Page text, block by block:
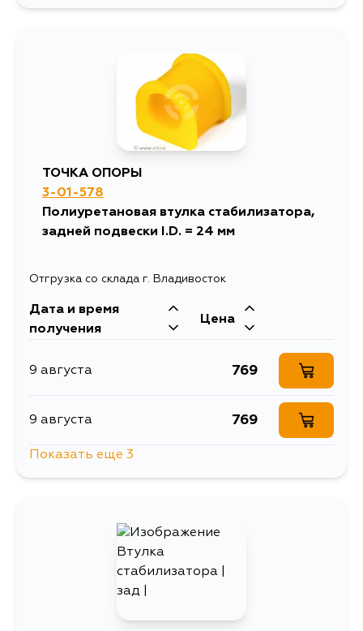
ТОЧКА ОПОРЫ
3-01-578
Полиуретановая втулка стабилизатора,
задней подвески I.D. = 24 мм
Отгрузка со склада г. Владивосток
Дата и время
получения
Цена
9 августа 769
9 августа 769
Показать еще 3